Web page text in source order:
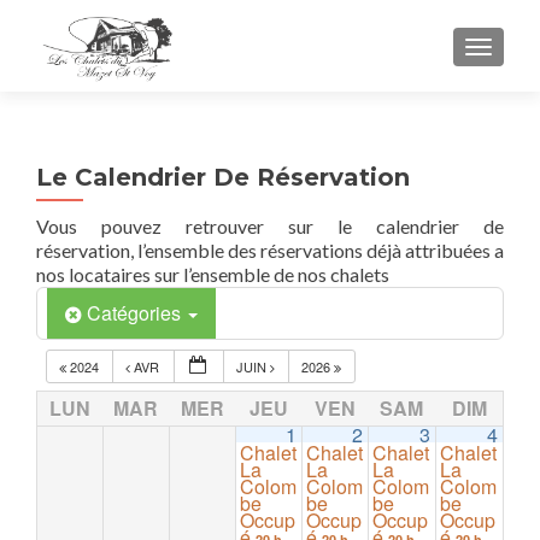
Le Calendrier De Réservation
Vous pouvez retrouver sur le calendrier de
réservation, l’ensemble des réservations déjà attribuées a
nos locataires sur l’ensemble de nos chalets
Catégories
2024 AVR JUIN 2026
LUN MAR MER JEU VEN SAM
DIM
1
Chalet
La
Colom
be
Occup
2
Chalet
La
Colom
be
Occup
3
Chalet
La
Colom
be
Occup
4
Chalet
La
Colom
be
Occup